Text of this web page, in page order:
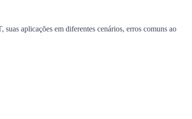
aplicações em diferentes cenários, erros comuns ao